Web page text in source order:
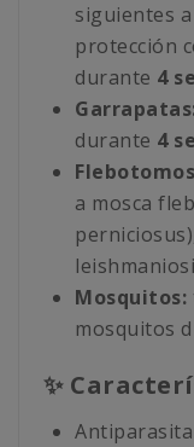
siguientes
protección
durante 4
durante 4
Flebotomos
a mosca
Mosquitos:
mosquitos
✨